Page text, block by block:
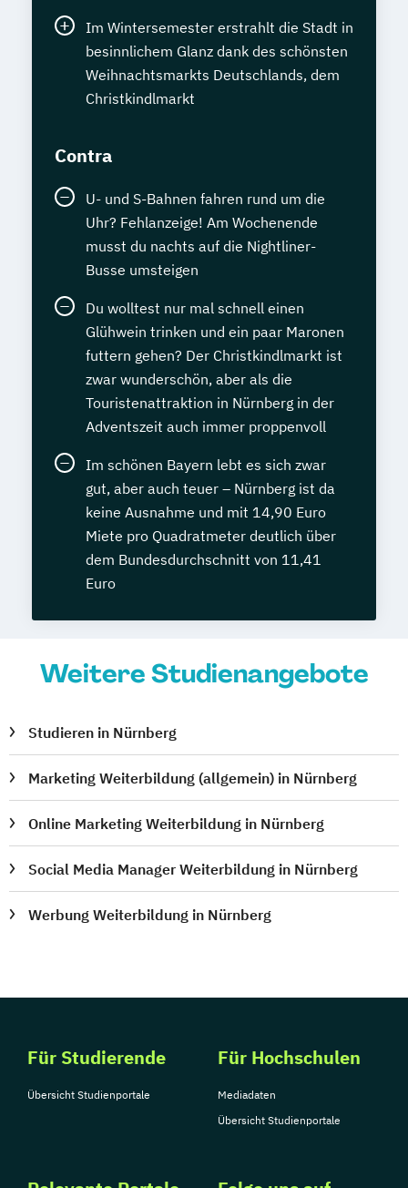
Im Wintersemester erstrahlt die Stadt in
besinnlichem Glanz dank des schönsten
Weihnachtsmarkts Deutschlands, dem
Christkindlmarkt
Contra
U- und S-Bahnen fahren rund um die
Uhr? Fehlanzeige! Am Wochenende
musst du nachts auf die Nightliner-
Busse umsteigen
Du wolltest nur mal schnell einen
Glühwein trinken und ein paar Maronen
futtern gehen? Der Christkindlmarkt ist
zwar wunderschön, aber als die
Touristenattraktion in Nürnberg in der
Adventszeit auch immer proppenvoll
Im schönen Bayern lebt es sich zwar
gut, aber auch teuer – Nürnberg ist da
keine Ausnahme und mit 14,90 Euro
Miete pro Quadratmeter deutlich über
dem Bundesdurchschnitt von 11,41
Euro
Weitere Studienangebote
Studieren in Nürnberg
Marketing Weiterbildung (allgemein) in Nürnberg
Online Marketing Weiterbildung in Nürnberg
Social Media Manager Weiterbildung in Nürnberg
Werbung Weiterbildung in Nürnberg
Für Studierende
Übersicht Studienportale
Für Hochschulen
Mediadaten
Übersicht Studienportale